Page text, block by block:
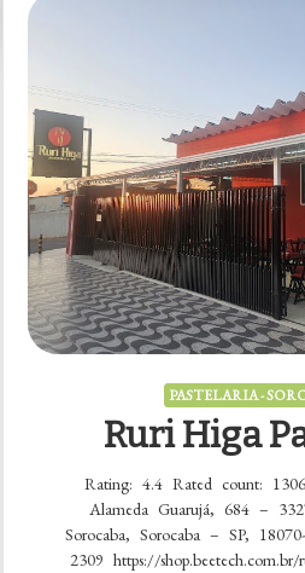
PASTELARIA -
Ruri Higa
Rating: 4.4 Rated count:
Alameda Guarujá, 684 –
Sorocaba, Sorocaba – SP,
2309 https://